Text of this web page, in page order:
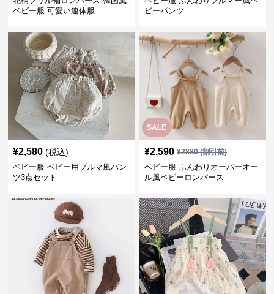
ベビー服 可愛い連体服
ビーパンツ
¥2,580 (税込)
ベビー服 ベビー用ブルマ風パン
ツ3点セット
SALE
¥2,590 ¥2880(割引前)
ベビー服 ふんわりオーバーオー
ル風ベビーロンパース